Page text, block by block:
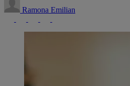
Ramona Emilian